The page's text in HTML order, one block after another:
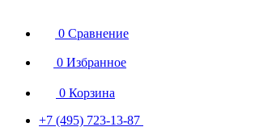
0 Сравнение
0 Избранное
0 Корзина
+7 (495) 723-13-87